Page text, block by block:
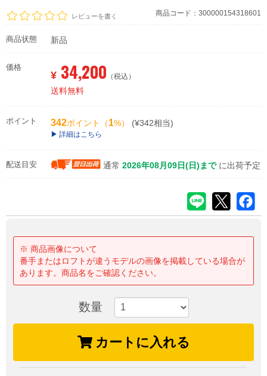
レビューを書く 商品コード：300000154318601
商品状態 新品
価格
¥ 34,200 （税込）
送料無料
ポイント 342ポイント（1%） (¥342相当)
詳細はこちら
配送目安 通常 2026年08月09日(日)まで に出荷予定
※ 商品画像について
番手またはロフトが違うモデルの画像を掲載している場合が
あります。商品名をご確認ください。
数量
カートに入れる